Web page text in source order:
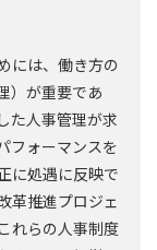
には、働き方の
）が重要であ
た人事管理が求
フォーマンスを
に処遇に反映で
革推進プロジェ
れらの人事制度